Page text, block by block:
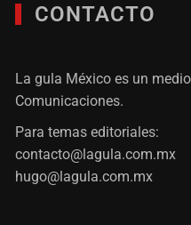
CONTACTO
La gula México es un
Comunicaciones.
Para temas editoriales:
contacto@lagula.com.mx
hugo@lagula.com.mx